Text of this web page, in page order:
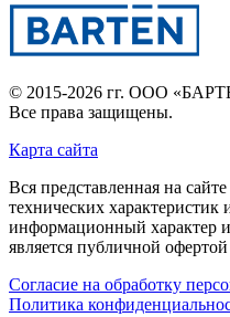
© 2015-2026 гг. ООО
Все права защищены.
Карта сайта
Вся представленная на
технических характеристик
информационный характер
является публичной офертой
Согласие на обработку
Политика